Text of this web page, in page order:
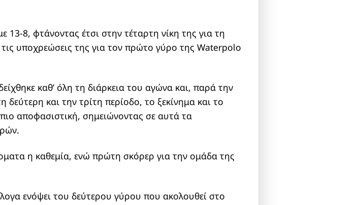
8, φτάνοντας έτσι στην τέταρτη νίκη της για τη
υποχρεώσεις της για τον πρώτο γύρο της Waterpolo
καθ’ όλη τη διάρκεια του αγώνα και, παρά την
και την τρίτη περίοδο, το ξεκίνημα και το
αποφασιστική, σημειώνοντας σε αυτά τα
η καθεμία, ενώ πρώτη σκόρερ για την ομάδα της
ενόψει του δεύτερου γύρου που ακολουθεί στο